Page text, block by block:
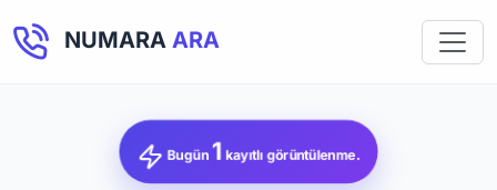
NUMARA ARA
Bugün1 kayıtlı görüntülenme.